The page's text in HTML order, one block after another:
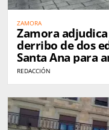
ZAMORA
Zamora
derribo de dos
Santa Ana para
REDACCIÓN